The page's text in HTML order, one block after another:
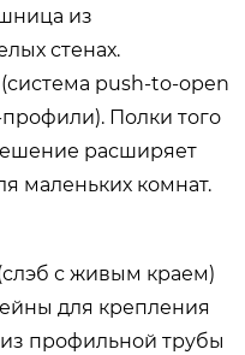
из
стенах.
push-to-open
Полки того
расширяет
маленьких комнат.
с живым краем)
для крепления
профильной трубы